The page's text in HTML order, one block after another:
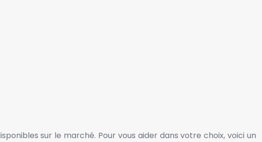
sur le marché. Pour vous aider dans votre choix, voici un